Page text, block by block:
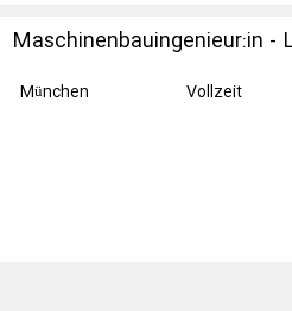
Maschinenbauingenieur:in -
München Vollzeit